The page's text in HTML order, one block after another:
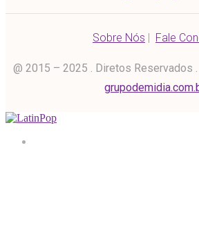
Sobre Nós Fale
@ 2015 – 2025 . Diretos Reservados